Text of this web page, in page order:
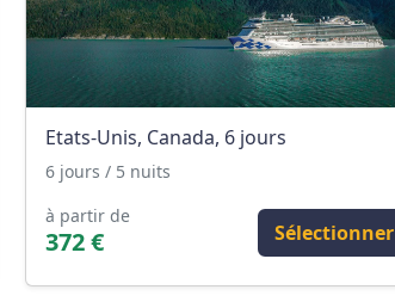
Etats-Unis, Canada, 6 jours
6 jours / 5 nuits
à partir de
372 € Sélectionner